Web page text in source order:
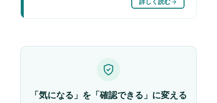
詳しく読む
「気になる」を「確認できる」に変える